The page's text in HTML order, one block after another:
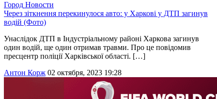
Город Новости
Через зіткнення перекинулося авто: у Харкові у ДТП загинув
водій (Фото)
Унаслідок ДТП в Індустріальному районі Харкова загинув
один водій, ще один отримав травми. Про це повідомив
пресцентр поліції Харківської області. […]
Антон Корж 02 октября, 2023 19:28